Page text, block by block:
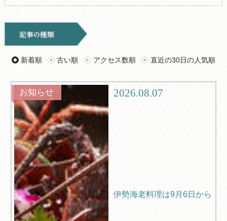
キャンプ
旅行記 ツアー
グルメ
ブログ
新着順 古い順 アクセス数順 直近の30日の人気順
お知らせ 2026.08.07
伊勢海老料理は9月6日から